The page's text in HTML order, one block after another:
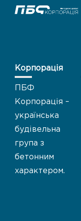
Корпорація
ПБФ
Корпорація –
українська
будівельна
група з
бетонним
характером.